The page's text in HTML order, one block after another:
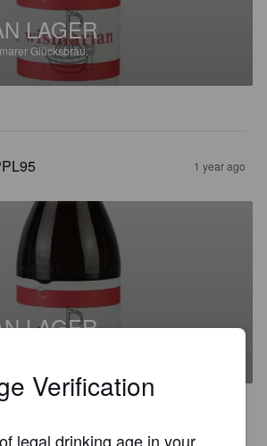
LAGER
Glücksbräu.
1 year ago
LAGER
Verification
legal drinking age in your